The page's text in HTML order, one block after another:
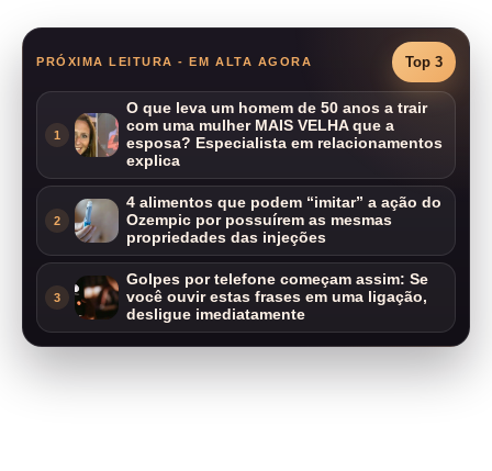
PRÓXIMA LEITURA - EM ALTA AGORA Top 3
1
O que leva um homem de 50 anos a trair
com uma mulher MAIS VELHA que a
esposa? Especialista em relacionamentos
explica
2
4 alimentos que podem “imitar” a ação do
Ozempic por possuírem as mesmas
propriedades das injeções
3
Golpes por telefone começam assim: Se
você ouvir estas frases em uma ligação,
desligue imediatamente